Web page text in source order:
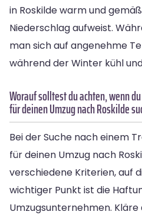
in Roskilde warm und
Niederschlag aufweist.
man sich auf angenehme
während der Winter kühl
Worauf solltest du achten, wenn
für deinen Umzug nach Roskilde
Bei der Suche nach einem
für deinen Umzug nach
verschiedene Kriterien, auf
wichtiger Punkt ist die
Umzugsunternehmen.